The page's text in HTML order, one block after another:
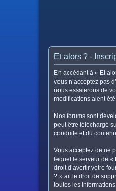
Et alors ? -
En accédant à « Et
vous n’acceptez pas
nous essaierons de
modifications aient
Nos forums sont
peut être téléchargé
conduite et du
Vous acceptez de ne
lequel le serveur de «
droit d’avertir votre
? » ait le droit de
toutes les